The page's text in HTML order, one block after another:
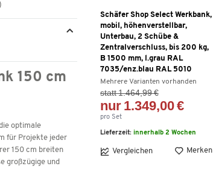
150 cm
optimale
für Projekte jeder
150 cm breiten
großzügige und
Schäfer Shop Select Werkbank,
mobil, höhenverstellbar,
Unterbau, 2 Schübe &
Zentralverschluss, bis 200 kg,
B 1500 mm, l.grau RAL
7035/enz.blau RAL 5010
Mehrere Varianten vorhanden
statt 1.464,99 €
nur 1.349,00 €
pro Set
Lieferzeit: innerhalb 2 Wochen
Vergleichen Merken